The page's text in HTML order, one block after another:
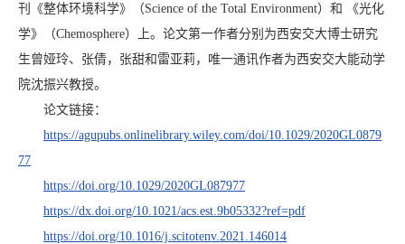
刊
《整体环境科学》（Science of the Total Environment） 和 《光化
学》 （Chemosphere）上。论文第一作者分别为西安交大博士研究
生曾娅玲、张倩，张甜和雷亚莉，唯一通讯作者为西安交大能动学
院沈振兴教授。
论文链接：
https://agupubs.onlinelibrary.wiley.com/doi/10.1029/2020GL0879
77
https://doi.org/10.1029/2020GL087977
https://dx.doi.org/10.1021/acs.est.9b05332?ref=pdf
https://doi.org/10.1016/j.scitotenv.2021.146014